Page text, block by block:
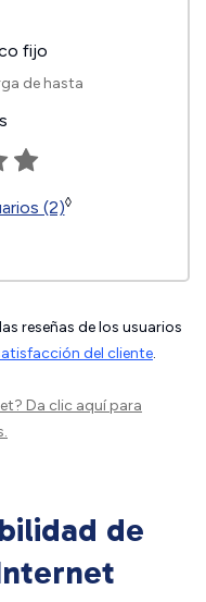
fijo
de hasta
(2)◊
reseñas de los usuarios
del cliente.
Da clic aquípara
de